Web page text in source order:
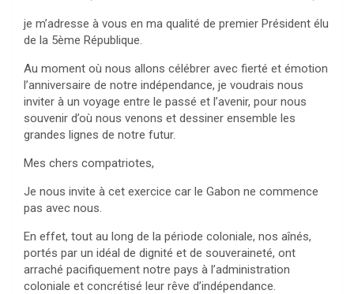
je m’adresse à vous en ma qualité de premier Président élu
de la 5ème République.
Au moment où nous allons célébrer avec fierté et émotion
l’anniversaire de notre indépendance, je voudrais nous
inviter à un voyage entre le passé et l’avenir, pour nous
souvenir d’où nous venons et dessiner ensemble les
grandes lignes de notre futur.
Mes chers compatriotes,
Je nous invite à cet exercice car le Gabon ne commence
pas avec nous.
En effet, tout au long de la période coloniale, nos aînés,
portés par un idéal de dignité et de souveraineté, ont
arraché pacifiquement notre pays à l’administration
coloniale et concrétisé leur rêve d’indépendance.